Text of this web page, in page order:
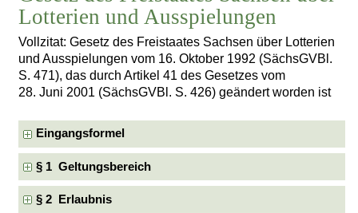
Lotterien und Ausspielungen
Vollzitat: Gesetz des Freistaates Sachsen über Lotterien
und Ausspielungen vom 16. Oktober 1992 (SächsGVBl.
S. 471), das durch Artikel 41 des Gesetzes vom
28. Juni 2001 (SächsGVBl. S. 426) geändert worden ist
Eingangsformel
§ 1 Geltungsbereich
§ 2 Erlaubnis